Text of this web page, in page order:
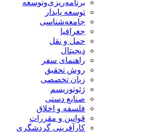
برنامه‌ریزی‌وتوسعه
توسعه پایدار
جامعه‌شناسی
جغرافیا
حمل و نقل
دیجیتال
راهنمای سفر
روش تحقیق
زبان تخصصی
ژئوتوریسم
صنایع دستی
فلسفه و اخلاق
قوانین و مقررات
کارآفرینی گردشگری